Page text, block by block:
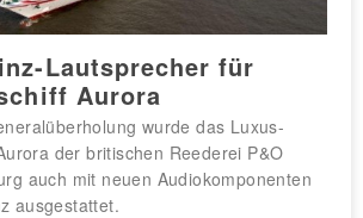
Lautsprecher für
Aurora
wurde das Luxus-
der britischen Reederei P&O
auch mit neuen Audiokomponenten
ausgestattet.